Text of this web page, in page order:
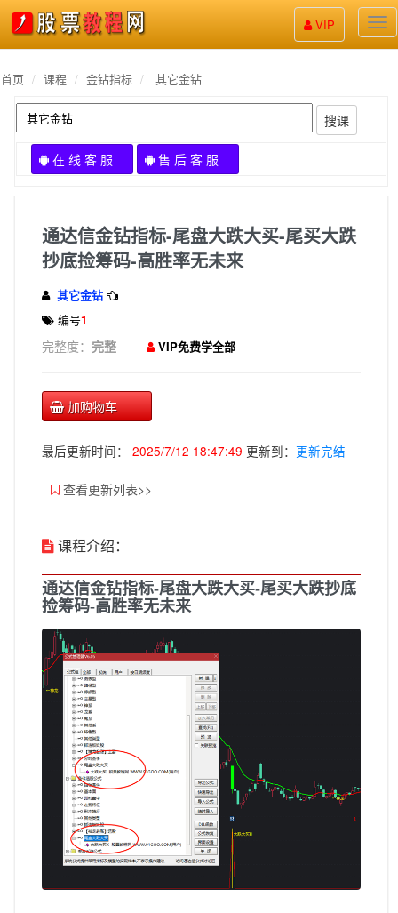
股
票
VIP
首页 课程 金钻指标 其它金钻
搜课
在 线 客 服 售 后 客 服
通达信金钻指标-尾盘大跌大买-尾买大跌
抄底捡筹码-高胜率无未来
其它金钻
编号1
完整度： 完整 VIP免费学全部
加购物车
最后更新时间： 2025/7/12 18:47:49 更新到： 更新完结
查看更新列表>>
课程介绍：
通达信金钻指标-尾盘大跌大买-尾买大跌抄底
捡筹码-高胜率无未来